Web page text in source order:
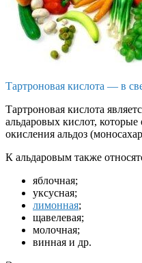
Тартроновая кислота — в
Тартроновая кислота
альдаровых кислот, которые
окисления альдоз
К альдаровым также
яблочная;
уксусная;
лимонная;
щавелевая;
молочная;
винная и др.